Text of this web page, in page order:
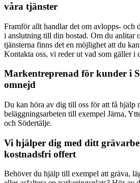
våra tjänster
Framför allt handlar det om avlopps- och
i anslutning till din bostad. Om du anlitar
tjänsterna finns det en möjlighet att du
Kontakta oss, vi reder ut vad som gäller i
Markentreprenad för kunder i
omnejd
Du kan höra av dig till oss för att få hjälp
beläggningsarbeten till exempel Järna,
och Södertälje.
Vi hjälper dig med ditt
kostnadsfri offert
Behöver du hjälp till exempel att gräva,